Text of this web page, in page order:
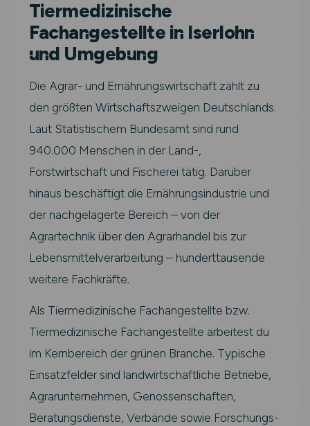
Tiermedizinische
Fachangestellte in Iserlohn
und Umgebung
Die Agrar- und Ernährungswirtschaft zählt zu
den größten Wirtschaftszweigen Deutschlands.
Laut Statistischem Bundesamt sind rund
940.000 Menschen in der Land-,
Forstwirtschaft und Fischerei tätig. Darüber
hinaus beschäftigt die Ernährungsindustrie und
der nachgelagerte Bereich – von der
Agrartechnik über den Agrarhandel bis zur
Lebensmittelverarbeitung – hunderttausende
weitere Fachkräfte.
Als Tiermedizinische Fachangestellte bzw.
Tiermedizinische Fachangestellte arbeitest du
im Kernbereich der grünen Branche. Typische
Einsatzfelder sind landwirtschaftliche Betriebe,
Agrarunternehmen, Genossenschaften,
Beratungsdienste, Verbände sowie Forschungs-